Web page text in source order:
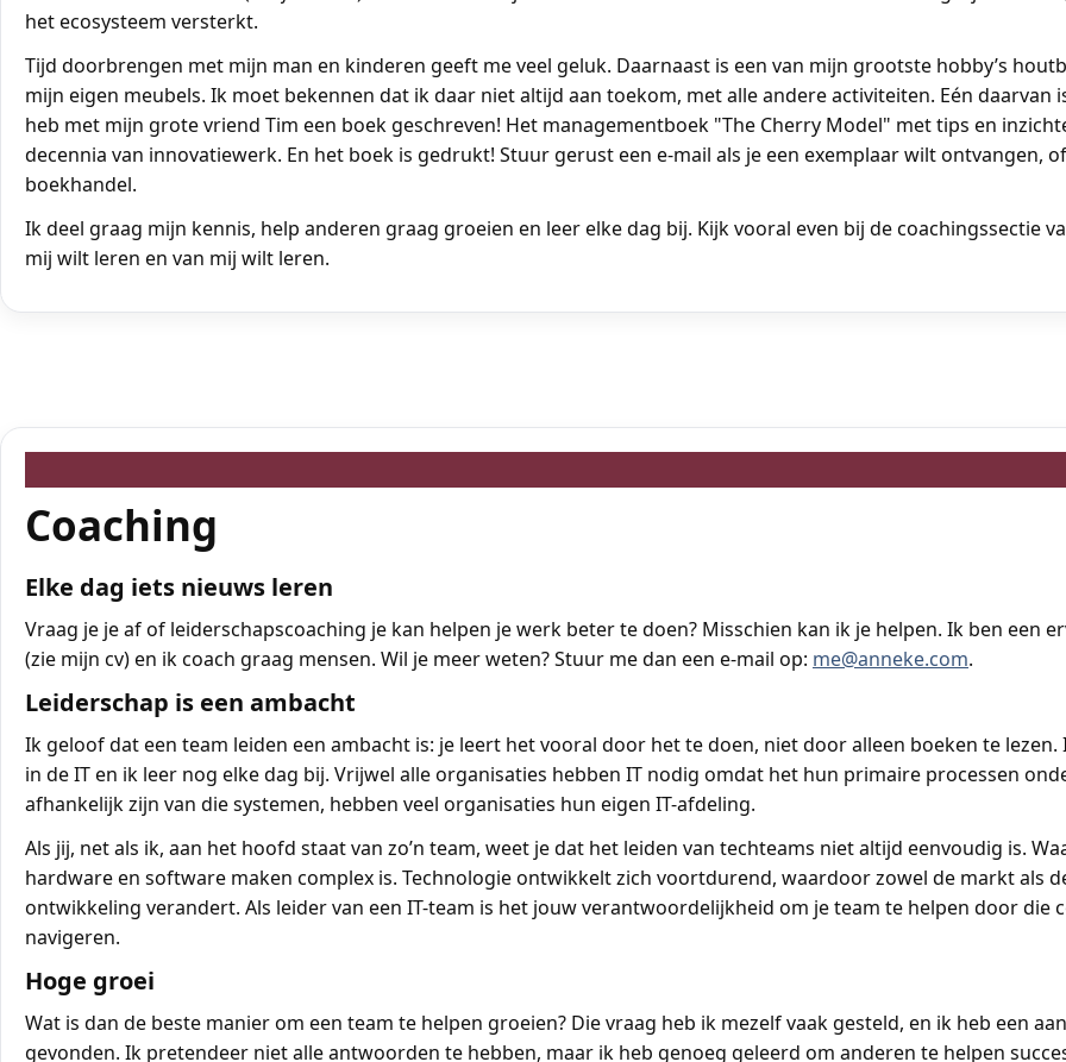
het ecosysteem versterkt.
Tijd doorbrengen met mijn man en kinderen geeft me veel geluk. Daarnaast is een van mijn grootste hobby’s
mijn eigen meubels. Ik moet bekennen dat ik daar niet altijd aan toekom, met alle andere activiteiten. Eén daarvan
heb met mijn grote vriend Tim een boek geschreven! Het managementboek "The Cherry Model" met tips en
decennia van innovatiewerk. En het boek is gedrukt! Stuur gerust een e-mail als je een exemplaar wilt ontvangen,
boekhandel.
Ik deel graag mijn kennis, help anderen graag groeien en leer elke dag bij. Kijk vooral even bij de coachingssectie
mij wilt leren en van mij wilt leren.
Coaching
Elke dag iets nieuws leren
Vraag je je af of leiderschapscoaching je kan helpen je werk beter te doen? Misschien kan ik je helpen. Ik ben een
(zie mijn cv) en ik coach graag mensen. Wil je meer weten? Stuur me dan een e-mail op: me@anneke.com.
Leiderschap is een ambacht
Ik geloof dat een team leiden een ambacht is: je leert het vooral door het te doen, niet door alleen boeken te lezen.
in de IT en ik leer nog elke dag bij. Vrijwel alle organisaties hebben IT nodig omdat het hun primaire processen
afhankelijk zijn van die systemen, hebben veel organisaties hun eigen IT-afdeling.
Als jij, net als ik, aan het hoofd staat van zo’n team, weet je dat het leiden van techteams niet altijd eenvoudig is.
hardware en software maken complex is. Technologie ontwikkelt zich voortdurend, waardoor zowel de markt als
ontwikkeling verandert. Als leider van een IT-team is het jouw verantwoordelijkheid om je team te helpen door die
navigeren.
Hoge groei
Wat is dan de beste manier om een team te helpen groeien? Die vraag heb ik mezelf vaak gesteld, en ik heb een
gevonden. Ik pretendeer niet alle antwoorden te hebben, maar ik heb genoeg geleerd om anderen te helpen